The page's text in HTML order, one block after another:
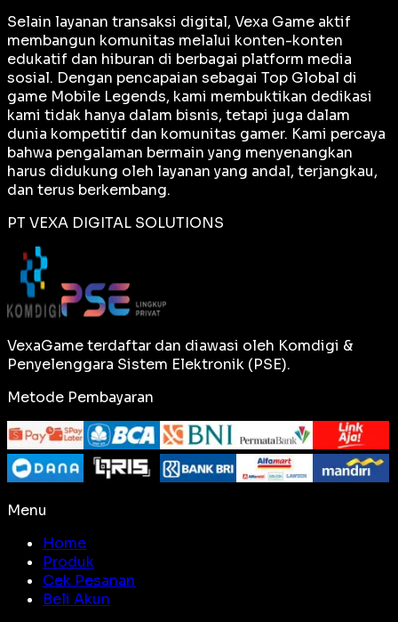
Selain layanan transaksi digital, Vexa Game aktif
membangun komunitas melalui konten-konten
edukatif dan hiburan di berbagai platform media
sosial. Dengan pencapaian sebagai Top Global di
game Mobile Legends, kami membuktikan dedikasi
kami tidak hanya dalam bisnis, tetapi juga dalam
dunia kompetitif dan komunitas gamer. Kami percaya
bahwa pengalaman bermain yang menyenangkan
harus didukung oleh layanan yang andal, terjangkau,
dan terus berkembang.
PT VEXA DIGITAL SOLUTIONS
VexaGame terdaftar dan diawasi oleh Komdigi &
Penyelenggara Sistem Elektronik (PSE).
Metode Pembayaran
Menu
Home
Produk
Cek Pesanan
Beli Akun